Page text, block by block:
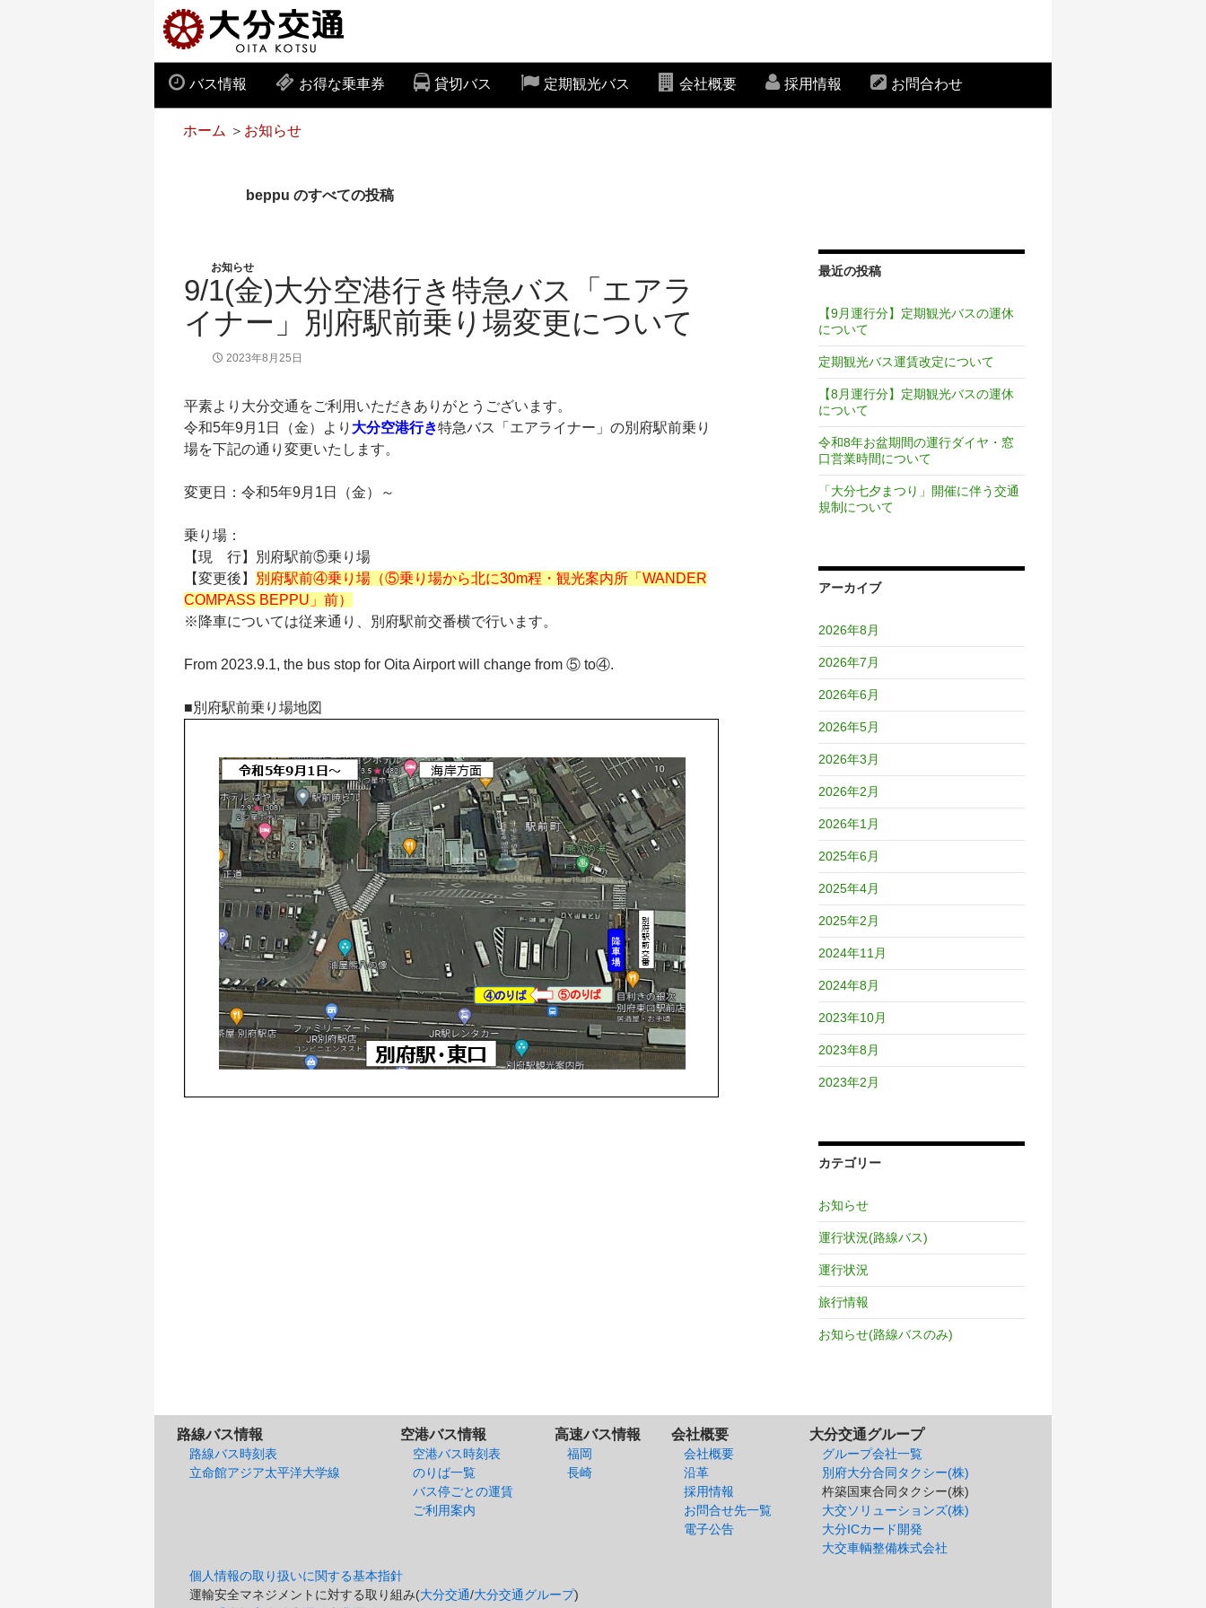
バス情報 お得な乗車券 貸切バス 定期観光バス 会社概要 採用情報 お問合わせ
ホーム ＞ お知らせ
beppu のすべての投稿
お知らせ
9/1(金)大分空港行き特急バス「エアラ
イナー」別府駅前乗り場変更について
2023年8月25日
平素より大分交通をご利用いただきありがとうございます。
令和5年9月1日（金）より 大分空港行き特急バス「エアライナー」の別府駅前乗り
場を下記の通り変更いたします。
変更日：令和5年9月1日（金）～
乗り場：
【現 行】別府駅前⑤乗り場
【変更後】
別府駅前④乗り場（⑤乗り場から北に30m程・観光案内所「WANDER
COMPASS BEPPU」前）
※降車については従来通り、別府駅前交番横で行います。
From 2023.9.1, the bus stop for Oita Airport will change from ⑤ to④.
■別府駅前乗り場地図
最近の投稿
【9月運行分】定期観光バスの運休
について
定期観光バス運賃改定について
【8月運行分】定期観光バスの運休
について
令和8年お盆期間の運行ダイヤ・窓
口営業時間について
「大分七夕まつり」開催に伴う交通
規制について
アーカイブ
2026年8月
2026年7月
2026年6月
2026年5月
2026年3月
2026年2月
2026年1月
2025年6月
2025年4月
2025年2月
2024年11月
2024年8月
2023年10月
2023年8月
2023年2月
カテゴリー
お知らせ
運行状況(路線バス)
運行状況
旅行情報
お知らせ(路線バスのみ)
路線バス情報
路線バス時刻表
立命館アジア太平洋大学線
空港バス情報
空港バス時刻表
のりば一覧
バス停ごとの運賃
ご利用案内
高速バス情報
福岡
長崎
会社概要
会社概要
沿革
採用情報
お問合せ先一覧
電子公告
大分交通グループ
グループ会社一覧
別府大分合同タクシー(株)
杵築国東合同タクシー(株)
大交ソリューションズ(株)
大分ICカード開発
大交車輌整備株式会社
個人情報の取り扱いに関する基本指針
運輸安全マネジメントに対する取り組み(大分交通/大分交通グループ)